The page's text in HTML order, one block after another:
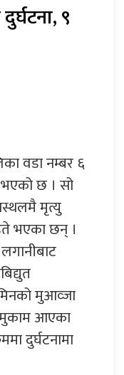
९
वडा नम्बर ६
भएको छ । सो
मृत्यु
भएका छन् ।
मुआव्जा
आएका
दुर्घटनामा